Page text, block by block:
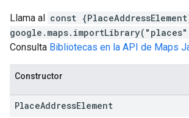
Llama al const
Consulta Bibliotecas en la API de Maps
Constructor
PlaceAddressElement